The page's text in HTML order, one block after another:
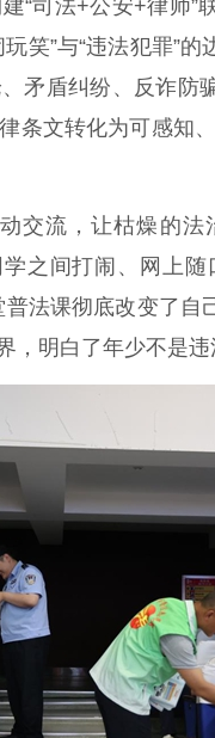
“司法+公安+律师”
笑”与“违法犯罪”
矛盾纠纷、反诈防
条文转化为可感知
流，让枯燥的法
之间打闹、网上
法课彻底改变了自
明白了年少不是违